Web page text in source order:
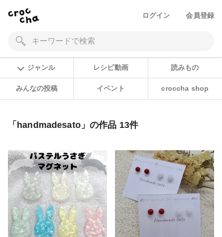
ログイン 会員登録
ジャンル レシピ動画 読みもの
みんなの投稿 イベント croccha shop
「handmadesato」の作品 13件